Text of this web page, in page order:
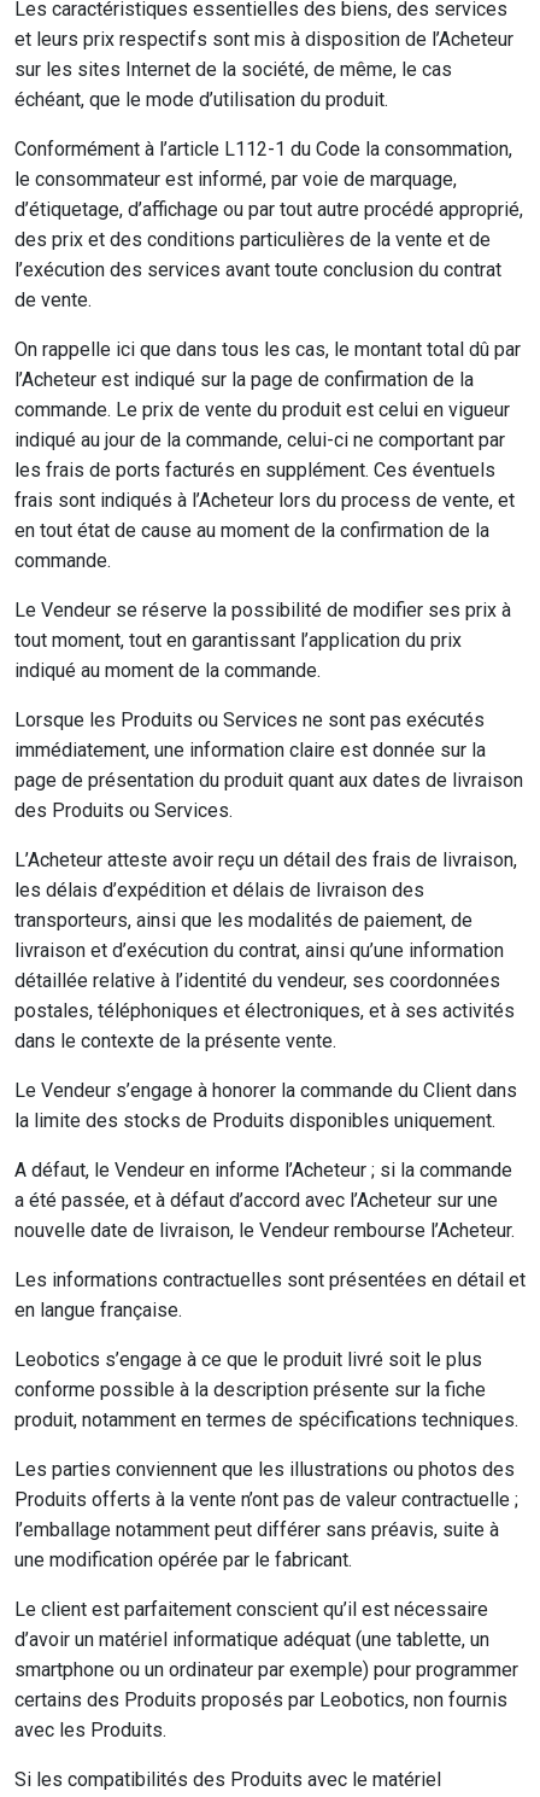
Les caractéristiques essentielles des biens, des services
et leurs prix respectifs sont mis à disposition de l’Acheteur
sur les sites Internet de la société, de même, le cas
échéant, que le mode d’utilisation du produit.
Conformément à l’article L112-1 du Code la consommation,
le consommateur est informé, par voie de marquage,
d’étiquetage, d’affichage ou par tout autre procédé approprié,
des prix et des conditions particulières de la vente et de
l’exécution des services avant toute conclusion du contrat
de vente.
On rappelle ici que dans tous les cas, le montant total dû par
l’Acheteur est indiqué sur la page de confirmation de la
commande. Le prix de vente du produit est celui en vigueur
indiqué au jour de la commande, celui-ci ne comportant par
les frais de ports facturés en supplément. Ces éventuels
frais sont indiqués à l’Acheteur lors du process de vente, et
en tout état de cause au moment de la confirmation de la
commande.
Le Vendeur se réserve la possibilité de modifier ses prix à
tout moment, tout en garantissant l’application du prix
indiqué au moment de la commande.
Lorsque les Produits ou Services ne sont pas exécutés
immédiatement, une information claire est donnée sur la
page de présentation du produit quant aux dates de livraison
des Produits ou Services.
L’Acheteur atteste avoir reçu un détail des frais de livraison,
les délais d’expédition et délais de livraison des
transporteurs, ainsi que les modalités de paiement, de
livraison et d’exécution du contrat, ainsi qu’une information
détaillée relative à l’identité du vendeur, ses coordonnées
postales, téléphoniques et électroniques, et à ses activités
dans le contexte de la présente vente.
Le Vendeur s’engage à honorer la commande du Client dans
la limite des stocks de Produits disponibles uniquement.
A défaut, le Vendeur en informe l’Acheteur ; si la commande
a été passée, et à défaut d’accord avec l’Acheteur sur une
nouvelle date de livraison, le Vendeur rembourse l’Acheteur.
Les informations contractuelles sont présentées en détail et
en langue française.
Leobotics s’engage à ce que le produit livré soit le plus
conforme possible à la description présente sur la fiche
produit, notamment en termes de spécifications techniques.
Les parties conviennent que les illustrations ou photos des
Produits offerts à la vente n’ont pas de valeur contractuelle ;
l’emballage notamment peut différer sans préavis, suite à
une modification opérée par le fabricant.
Le client est parfaitement conscient qu’il est nécessaire
d’avoir un matériel informatique adéquat (une tablette, un
smartphone ou un ordinateur par exemple) pour programmer
certains des Produits proposés par Leobotics, non fournis
avec les Produits.
Si les compatibilités des Produits avec le matériel